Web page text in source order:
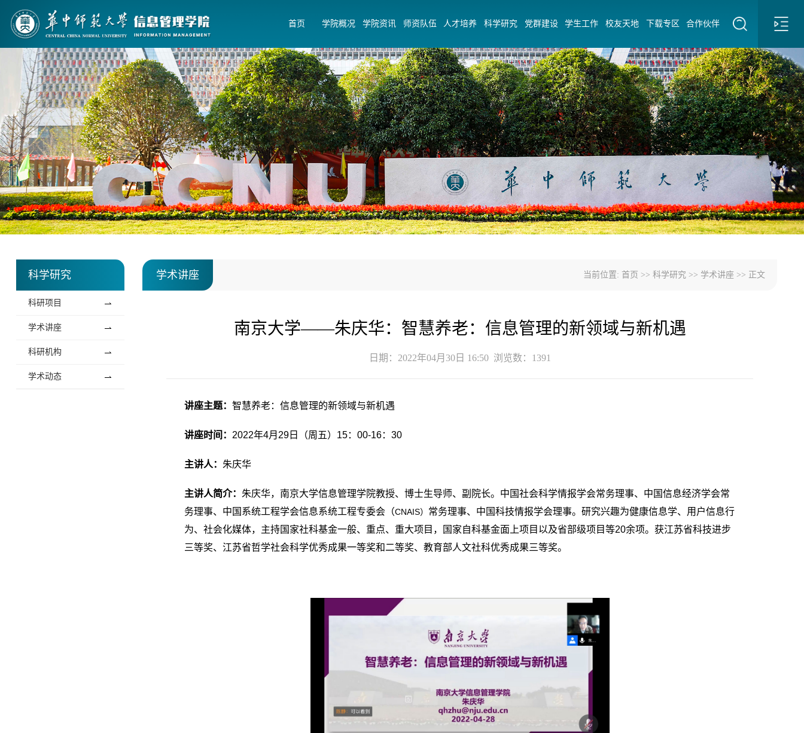
首页 学院概况 学院资讯 师资队伍 人才培养 科学研究 党群建设 学生工作 校友天地 下载专区 合作伙伴
科学研究
科研项目
学术讲座
科研机构
学术动态
学术讲座 当前位置: 首页 >>科学研究 >> 学术讲座 >> 正文
南京大学——朱庆华：智慧养老：信息管理的新领域与新机遇
日期：2022年04月30日 16:50 浏览数： 1391
讲座主题：智慧养老：信息管理的新领域与新机遇
讲座时间： 2022年4月29日（周五）15：00-16：30
主讲人： 朱庆华
主讲人简介： 朱庆华，南京大学信息管理学院教授、博士生导师、副院长。中国社会科学情报学会常务理事、中国信息经济学会常
务理事、中国系统工程学会信息系统工程专委会（CNAIS） 常务理事、中国科技情报学会理事。研究兴趣为健康信息学、用户信息行
为、社会化媒体，主持国家社科基金一般、重点、重大项目，国家自科基金面上项目以及省部级项目等20余项。获江苏省科技进步
三等奖、江苏省哲学社会科学优秀成果一等奖和二等奖、教育部人文社科优秀成果三等奖。